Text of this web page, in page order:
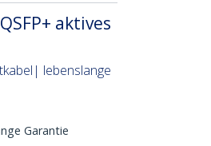
aktives
lebenslange
Garantie